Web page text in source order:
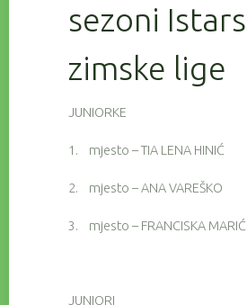
sezoni
zimske lige
JUNIORKE
1. mjesto – TIA LENA HINIĆ
2. mjesto – ANA VAREŠKO
3. mjesto – FRANCISKA MARIĆ
JUNIORI